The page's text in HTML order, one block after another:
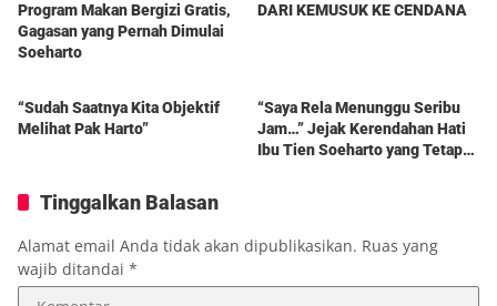
Program Makan Bergizi Gratis,
Gagasan yang Pernah Dimulai
Soeharto
DARI KEMUSUK KE CENDANA
“Sudah Saatnya Kita Objektif
Melihat Pak Harto”
“Saya Rela Menunggu Seribu
Jam…” Jejak Kerendahan Hati
Ibu Tien Soeharto yang Tetap
Tinggalkan Balasan
Alamat email Anda tidak akan dipublikasikan. Ruas yang
wajib ditandai *